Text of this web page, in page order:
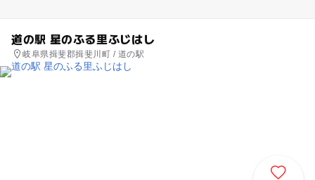
道の駅 星のふる里ふじはし
岐阜県揖斐郡揖斐川町 / 道の駅